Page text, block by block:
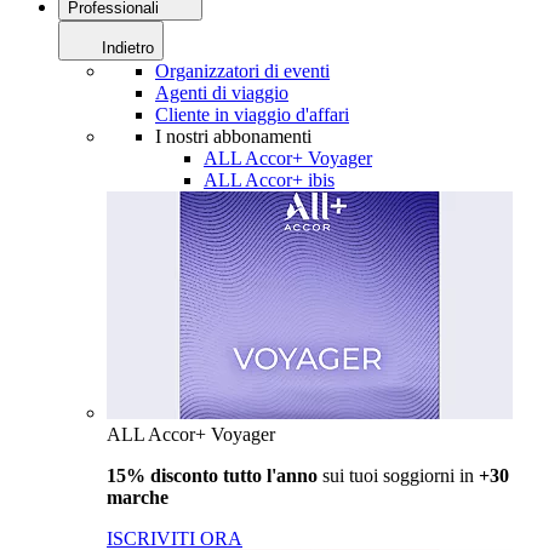
Professionali
Indietro
Organizzatori di eventi
Agenti di viaggio
Cliente in viaggio d'affari
I nostri abbonamenti
ALL Accor+ Voyager
ALL Accor+ ibis
ALL Accor+ Voyager
15% disconto tutto l'anno sui tuoi soggiorni in +30
marche
ISCRIVITI ORA